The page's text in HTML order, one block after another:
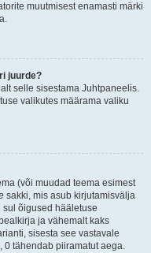
muutmisest enamasti märki
juurde?
selle sisestama Juhtpaneelis.
valikutes määrama valiku
(või muudad teema esimest
sakki, mis asub kirjutamisvälja
õigused hääletuse
ja vähemalt kaks
sisesta see vastavale
0 tähendab piiramatut aega.